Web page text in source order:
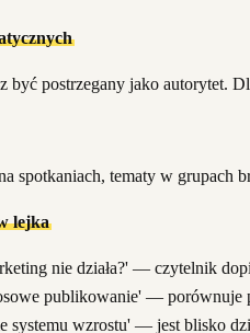
być postrzegany jako autorytet.
spotkaniach, tematy w
lejka
nie działa?' — czytelnik
publikowanie' — porównuje
systemu wzrostu' — jest blisko